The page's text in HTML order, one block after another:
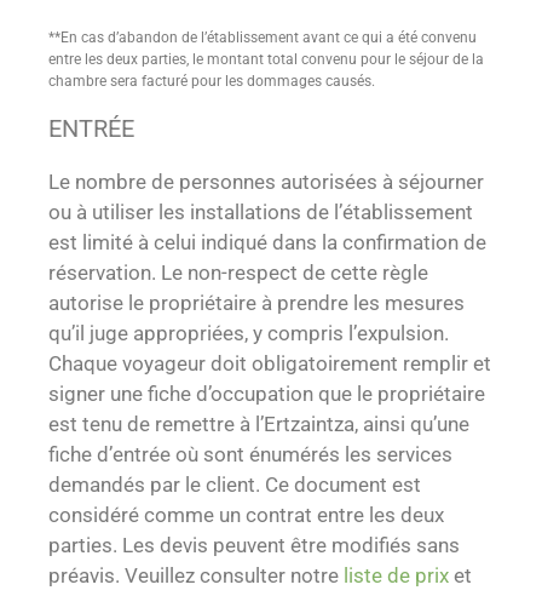
**En cas d’abandon de l’établissement avant ce qui a été convenu
entre les deux parties, le montant total convenu pour le séjour de la
chambre sera facturé pour les dommages causés.
ENTRÉE
Le nombre de personnes autorisées à séjourner
ou à utiliser les installations de l’établissement
est limité à celui indiqué dans la confirmation de
réservation. Le non-respect de cette règle
autorise le propriétaire à prendre les mesures
qu’il juge appropriées, y compris l’expulsion.
Chaque voyageur doit obligatoirement remplir et
signer une fiche d’occupation que le propriétaire
est tenu de remettre à l’Ertzaintza, ainsi qu’une
fiche d’entrée où sont énumérés les services
demandés par le client. Ce document est
considéré comme un contrat entre les deux
parties. Les devis peuvent être modifiés sans
préavis. Veuillez consulter notre liste de prix et